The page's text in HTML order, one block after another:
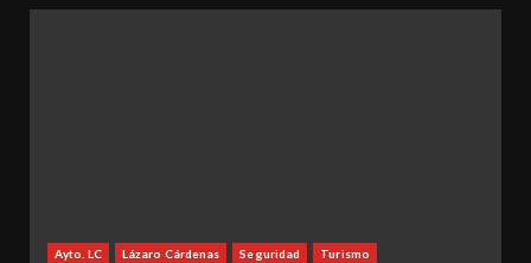
Ayto. LC Lázaro Cárdenas Seguridad Turismo